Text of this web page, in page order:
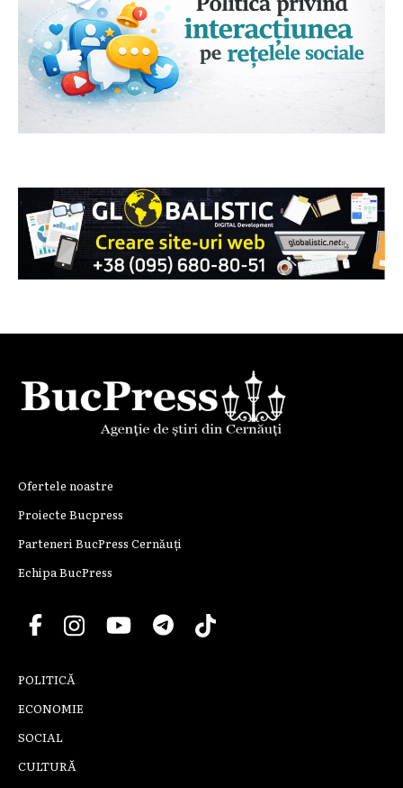
Ofertele noastre
Proiecte Bucpress
Parteneri BucPress Cernăuți
Echipa BucPress
POLITICĂ
ECONOMIE
SOCIAL
CULTURĂ